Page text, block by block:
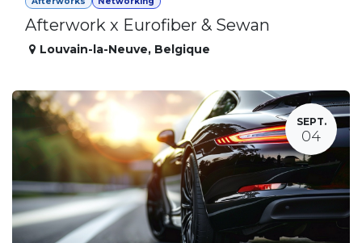
Afterwork x Eurofiber & Sewan
Louvain-la-Neuve, Belgique
SEPT.
04